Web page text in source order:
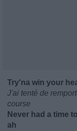
Try'na win your
J'ai tenté de
course
Never had a time
ah